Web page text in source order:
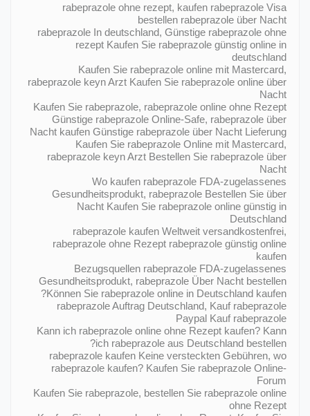
rabeprazole ohne rezept, kaufen rabeprazole Visa
bestellen rabeprazole über Nacht
rabeprazole In deutschland, Günstige rabeprazole ohne
rezept Kaufen Sie rabeprazole günstig online in
deutschland
Kaufen Sie rabeprazole online mit Mastercard,
rabeprazole keyn Arzt Kaufen Sie rabeprazole online über
Nacht
Kaufen Sie rabeprazole, rabeprazole online ohne Rezept
Günstige rabeprazole Online-Safe, rabeprazole über
Nacht kaufen Günstige rabeprazole über Nacht Lieferung
Kaufen Sie rabeprazole Online mit Mastercard,
rabeprazole keyn Arzt Bestellen Sie rabeprazole über
Nacht
Wo kaufen rabeprazole FDA-zugelassenes
Gesundheitsprodukt, rabeprazole Bestellen Sie über
Nacht Kaufen Sie rabeprazole online günstig in
Deutschland
rabeprazole kaufen Weltweit versandkostenfrei,
rabeprazole ohne Rezept rabeprazole günstig online
kaufen
Bezugsquellen rabeprazole FDA-zugelassenes
Gesundheitsprodukt, rabeprazole Über Nacht bestellen
Können Sie rabeprazole online in Deutschland kaufen?
rabeprazole Auftrag Deutschland, Kauf rabeprazole
Paypal Kauf rabeprazole
Kann ich rabeprazole online ohne Rezept kaufen? Kann
ich rabeprazole aus Deutschland bestellen?
rabeprazole kaufen Keine versteckten Gebühren, wo
rabeprazole kaufen? Kaufen Sie rabeprazole Online-
Forum
Kaufen Sie rabeprazole, bestellen Sie rabeprazole online
ohne Rezept